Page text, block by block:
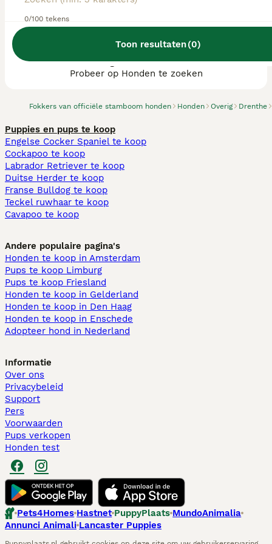
0/100 tekens
Toon resultaten(0)
Fokkers van officiële stamboom honden Honden Overig Drenthe
We hebben 0 Overig fokkers, Coevorden
gevonden.
Probeer op Honden te zoeken
Puppies en pups te koop
Engelse Cocker Spaniel te koop
Cockapoo te koop
Labrador Retriever te koop
Duitse Herder te koop
Franse Bulldog te koop
Teckel ruwhaar te koop
Cavapoo te koop
Andere populaire pagina's
Honden te koop in Amsterdam
Pups te koop Limburg​
Pups te koop Friesland​
Honden te koop in Gelderland
Honden te koop in Den Haag
Honden te koop in Enschede
Adopteer hond in Nederland
Informatie
Over ons
Privacybeleid
Support
Pers
Voorwaarden
Pups verkopen
Honden test
Pets4Homes Hastnet PuppyPlaats MundoAnimalia
Annunci Animali Lancaster Puppies